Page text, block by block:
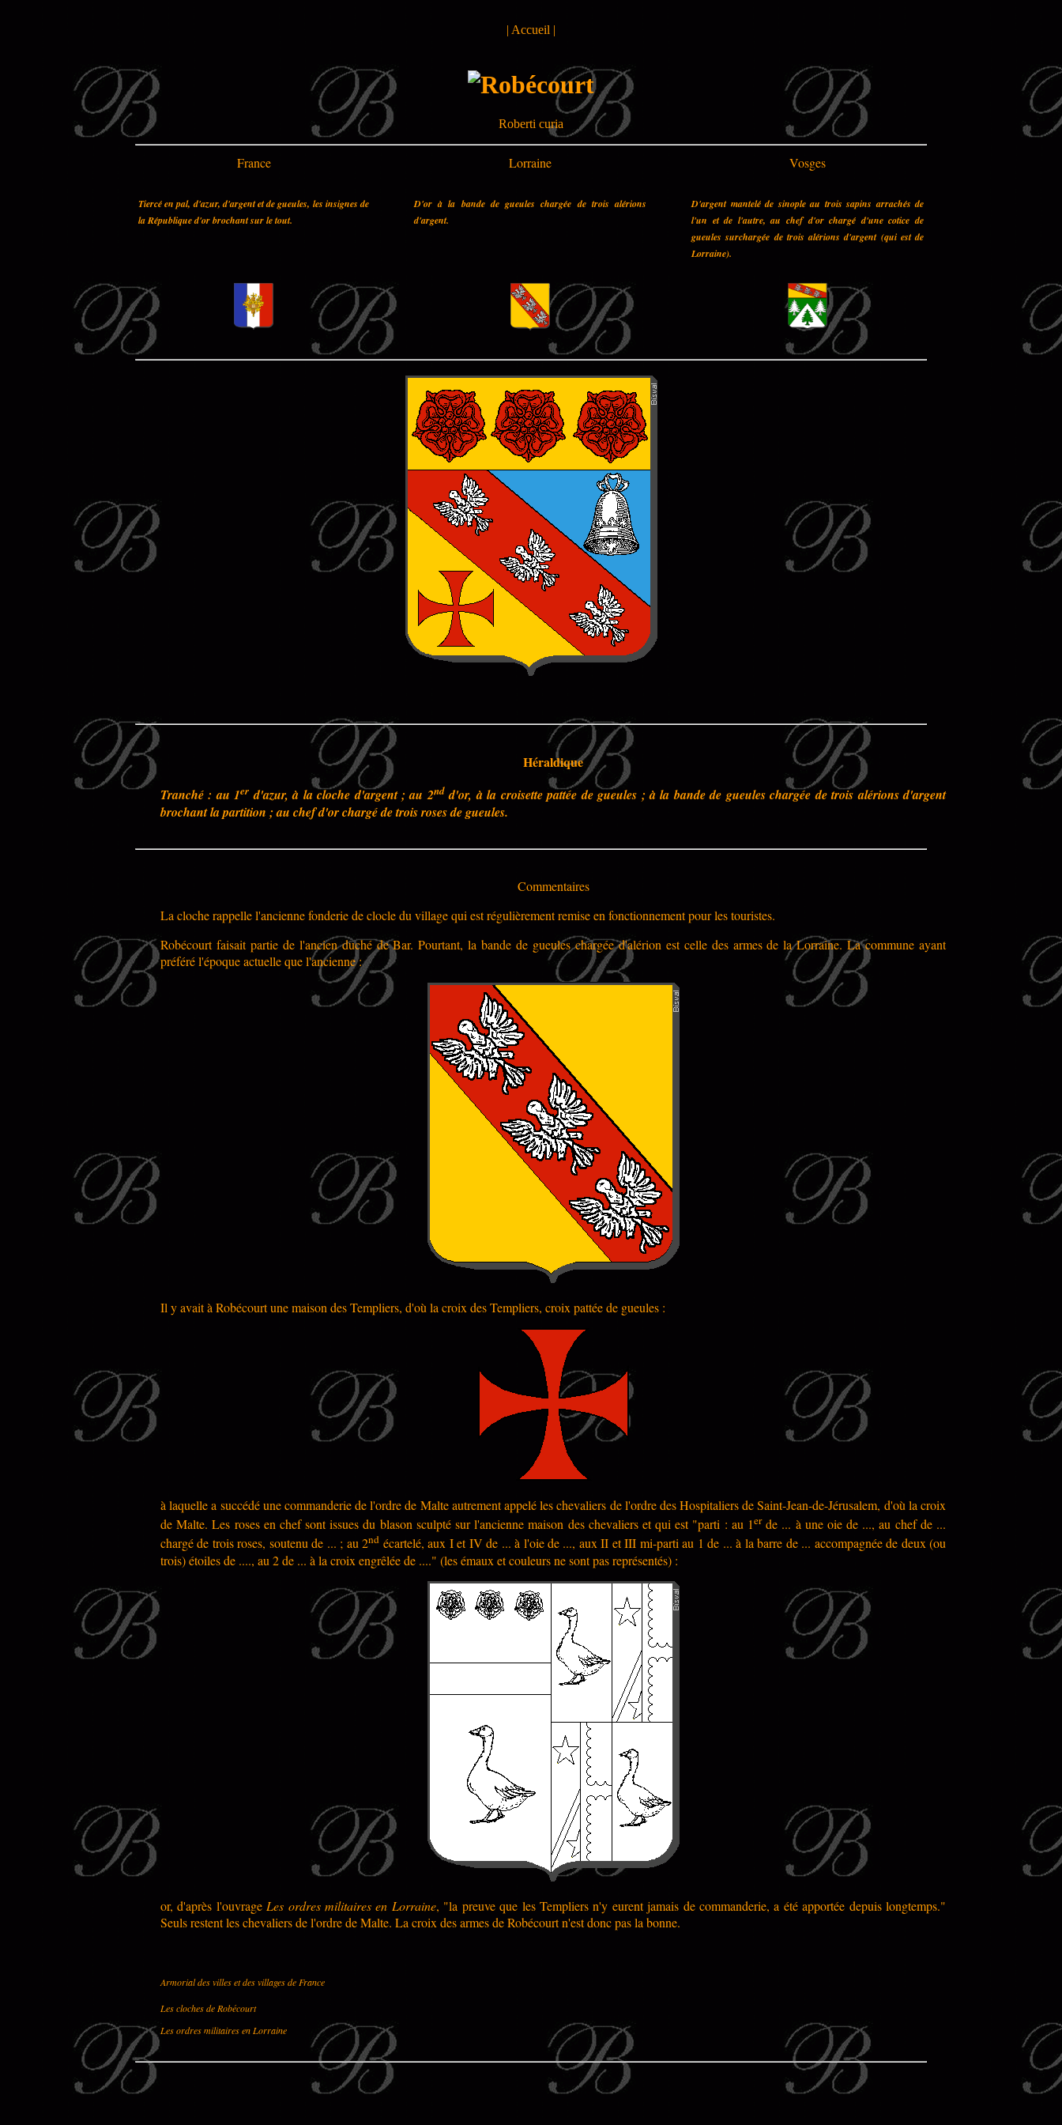
| Accueil |
Roberti curia
France Lorraine Vosges
Tiercé en pal, d'azur, d'argent et de gueules, les insignes de
la République d'or brochant sur le tout.
D'or à la bande de gueules chargée de trois alérions
d'argent.
D'argent mantelé de sinople au trois sapins arrachés de
l'un et de l'autre, au chef d'or chargé d'une cotice de
gueules surchargée de trois alérions d'argent (qui est de
Lorraine).
Héraldique
Tranché : au 1er d'azur, à la cloche d'argent ; au 2ndd'or, à la croisette pattée de gueules ; à la bande de gueules chargée de trois alérions d'argent
brochant la partition ; au chef d'or chargé de trois roses de gueules.
Commentaires
La cloche rappelle l'ancienne fonderie de clocle du village qui est régulièrement remise en fonctionnement pour les touristes.
Robécourt faisait partie de l'ancien duché de Bar. Pourtant, la bande de gueules chargée d'alérion est celle des armes de la Lorraine. La commune ayant
préféré l'époque actuelle que l'ancienne :
Il y avait à Robécourt une maison des Templiers, d'où la croix des Templiers, croix pattée de gueules :
à laquelle a succédé une commanderie de l'ordre de Malte autrement appelé les chevaliers de l'ordre des Hospitaliers de Saint-Jean-de-Jérusalem, d'où la croix
de Malte. Les roses en chef sont issues du blason sculpté sur l'ancienne maison des chevaliers et qui est "parti : au 1erde ... à une oie de ..., au chef de ...
chargé de trois roses, soutenu de ... ; au 2nd écartelé, aux I et IV de ... à l'oie de ..., aux II et III mi-parti au 1 de ... à la barre de ... accompagnée de deux (ou
trois) étoiles de ...., au 2 de ... à la croix engrêlée de ...." (les émaux et couleurs ne sont pas représentés) :
or, d'après l'ouvrage Les ordres militaires en Lorraine, "la preuve que les Templiers n'y eurent jamais de commanderie, a été apportée depuis longtemps."
Seuls restent les chevaliers de l'ordre de Malte. La croix des armes de Robécourt n'est donc pas la bonne.
Armorial des villes et des villages de France
Les cloches de Robécourt
Les ordres militaires en Lorraine